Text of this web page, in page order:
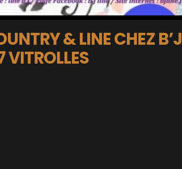
& LINE CHEZ B’J
VITROLLES